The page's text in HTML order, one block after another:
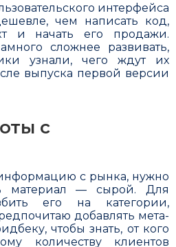
интерфейса
чем написать код,
и начать его продажи.
сложнее развивать,
узнали, чего ждут их
выпуска первой версии
с
с рынка, нужно
материал — сырой. Для
его на категории,
добавлять мета-
чтобы знать, от кого
количеству клиен­тов